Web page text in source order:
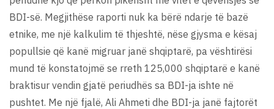
BDI-së. Megjithëse raporti nuk ka bërë ndarje të bazë
etnike, me një kalkulim të thjeshtë, nëse gjysma e kësaj
popullsie që kanë migruar janë shqiptarë, pa vështirësi
mund të konstatojmë se rreth 125,000 shqiptarë e kanë
braktisur vendin gjatë periudhës sa BDI-ja ishte në
pushtet. Me një fjalë, Ali Ahmeti dhe BDI-ja janë fajtorët